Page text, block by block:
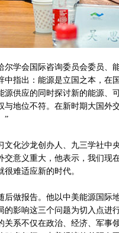
学会国际咨询委员会委员、
中指出：能源是立国之本，在
源供应的同时探讨新的能源、
与地位不符。在新时期大国外
”
化沙龙创办人、九三学社中
交意义重大，他表示，我们现
难适应新的时代。
做报告。他以中美能源国际
的影响这三个问题为切入点进
关系不仅在政治、经济、军事